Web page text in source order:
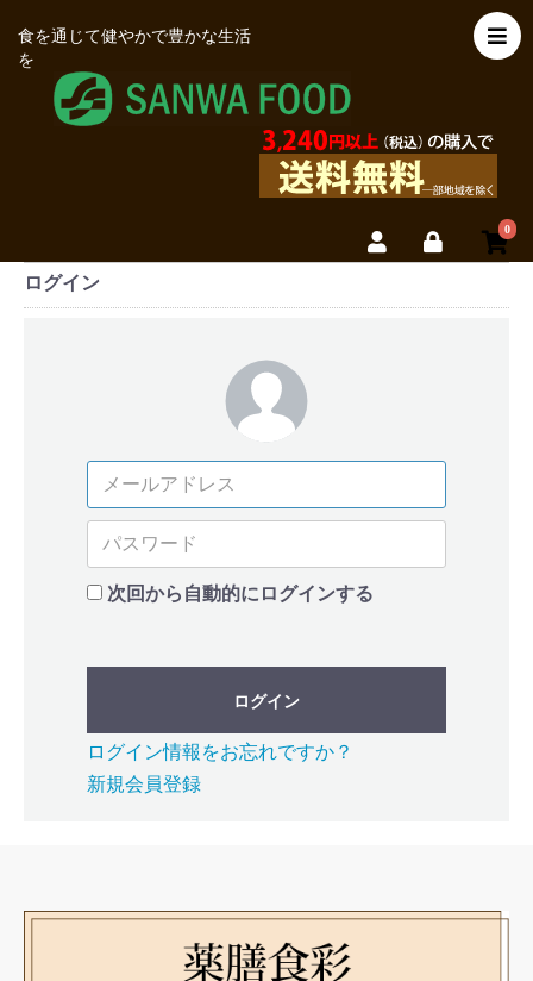
食を通じて健やかで豊かな生活
を
0
ログイン
次回から自動的にログインする
ログイン
ログイン情報をお忘れですか？
新規会員登録